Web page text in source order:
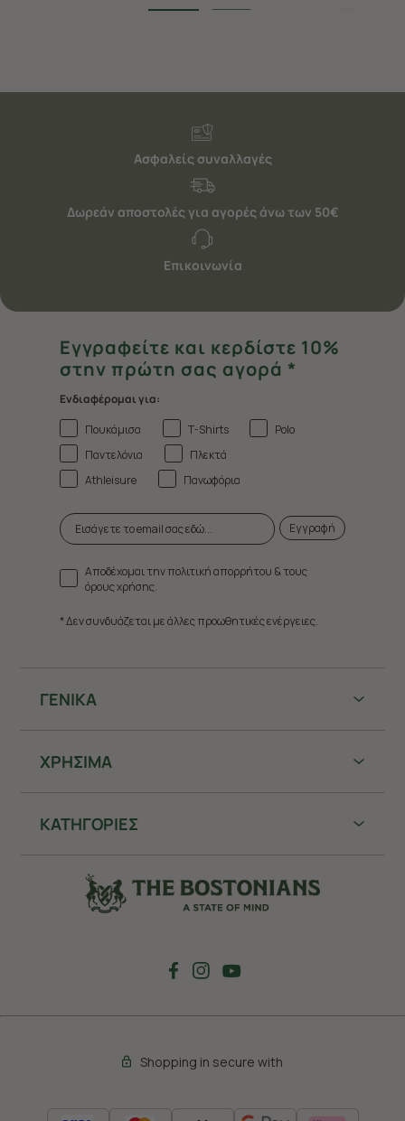
Ασφαλείς συναλλαγές
Δωρεάν αποστολές για αγορές άνω των 50€
Επικοινωνία
ΓΕΝΙΚΑ
ΧΡHΣΙΜΑ
ΚΑΤΗΓΟΡΙΕΣ
Εγγραφείτε και κερδίστε 10%
στην πρώτη σας αγορά *
Ενδιαφέρομαι για:
Πουκάμισα
T-Shirts
Polo
Παντελόνια
Πλεκτά
Athleisure
Πανωφόρια
Εγγραφή
Αποδέχομαι την πολιτική απορρήτου & τους
όρους χρήσης.
* Δεν συνδυάζεται με άλλες προωθητικές ενέργειες.
Shopping in secure with